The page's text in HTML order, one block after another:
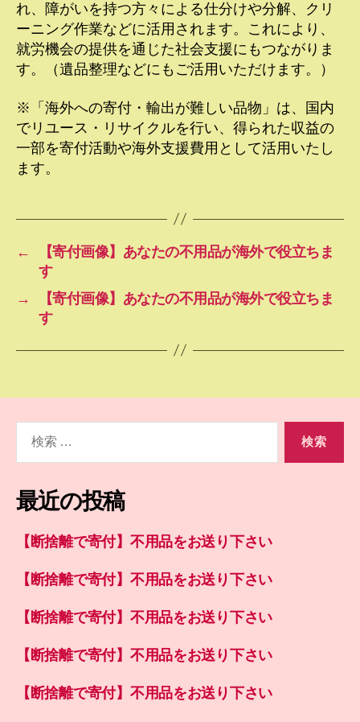
れ、障がいを持つ方々による仕分けや分解、クリ
ーニング作業などに活用されます。これにより、
就労機会の提供を通じた社会支援にもつながりま
す。（遺品整理などにもご活用いただけます。）
※「海外への寄付・輸出が難しい品物」は、国内
でリユース・リサイクルを行い、得られた収益の
一部を寄付活動や海外支援費用として活用いたし
ます。
←
【寄付画像】あなたの不用品が海外で役立ちま
す
→
【寄付画像】あなたの不用品が海外で役立ちま
す
象:
最近の投稿
【断捨離で寄付】不用品をお送り下さい
【断捨離で寄付】不用品をお送り下さい
【断捨離で寄付】不用品をお送り下さい
【断捨離で寄付】不用品をお送り下さい
【断捨離で寄付】不用品をお送り下さい